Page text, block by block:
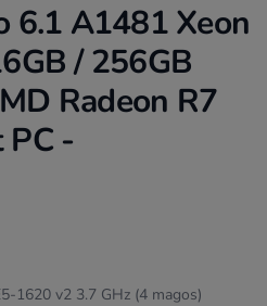
6.1 A1481 Xeon
/ 256GB
Radeon R7
-
1620 v2 3.7 GHz (4 magos)